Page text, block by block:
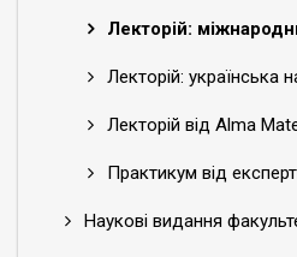
Лекторій:
Лекторій: українська
Лекторій від Alma
Практикум від
Наукові видання